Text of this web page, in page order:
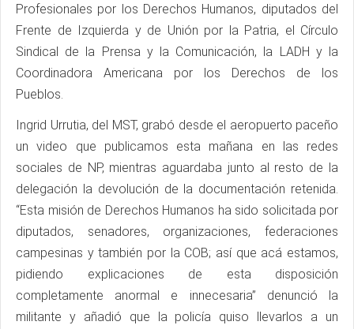
Profesionales por los Derechos Humanos, diputados del
Frente de Izquierda y de Unión por la Patria, el Círculo
Sindical de la Prensa y la Comunicación, la LADH y la
Coordinadora Americana por los Derechos de los
Pueblos.
Ingrid Urrutia, del MST, grabó desde el aeropuerto paceño
un video que publicamos esta mañana en las redes
sociales de NP, mientras aguardaba junto al resto de la
delegación la devolución de la documentación retenida.
“Esta misión de Derechos Humanos ha sido solicitada por
diputados, senadores, organizaciones, federaciones
campesinas y también por la COB; así que acá estamos,
pidiendo explicaciones de esta disposición
completamente anormal e innecesaria” denunció la
militante y añadió que la policía quiso llevarlos a un